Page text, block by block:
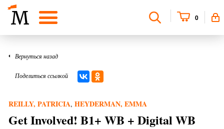
0
Вернуться назад
Поделиться ссылкой
REILLY, PATRICIA, HEYDERMAN, EMMA
Get Involved! B1+ WB + Digital WB